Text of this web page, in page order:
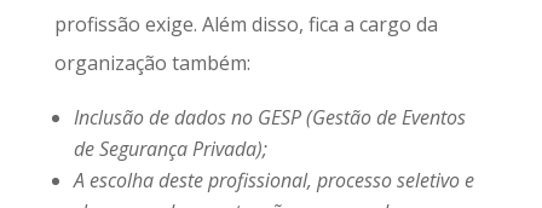
profissão exige. Além disso, fica a cargo da
organização também:
Inclusão de dados no GESP (Gestão de Eventos
de Segurança Privada);
A escolha deste profissional, processo seletivo e